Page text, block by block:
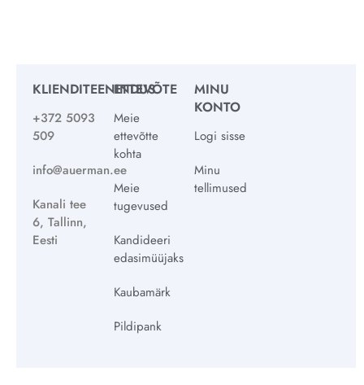
KLIENDITEENINDUS
+372 5093
509
info@auerman.ee
Kanali tee
6, Tallinn,
Eesti
ETTEVÕTE
Meie
ettevõtte
kohta
Meie
tugevused
Kandideeri
edasimüüjaks
Kaubamärk
Pildipank
MINU
KONTO
Logi sisse
Minu
tellimused